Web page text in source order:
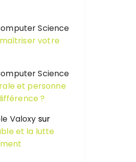
Science
votre
Science
et personne
?
Valoxy sur
et la lutte